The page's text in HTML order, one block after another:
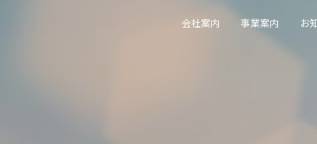
会社案内 事業案内 お